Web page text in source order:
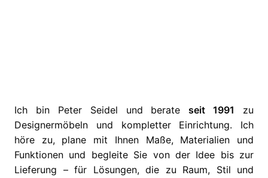
Ich bin Peter Seidel und berateseit 1991
zu
Designermöbeln und kompletter Einrichtung. Ich
höre zu, plane mit Ihnen Maße, Materialien und
Funktionen und begleite Sie von der Idee bis zur
Lieferung – für Lösungen, die zu Raum, Stil und